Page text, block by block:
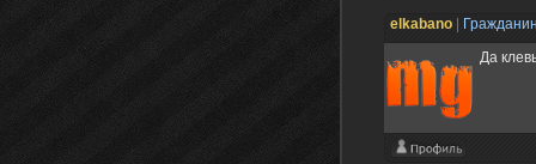
elkabano
Да